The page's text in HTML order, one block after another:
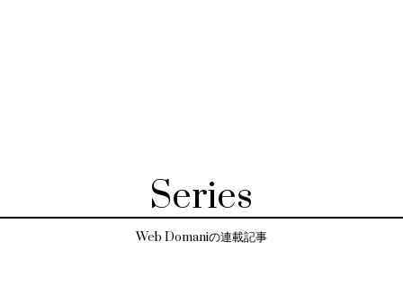
Series
Web Domaniの連載記事